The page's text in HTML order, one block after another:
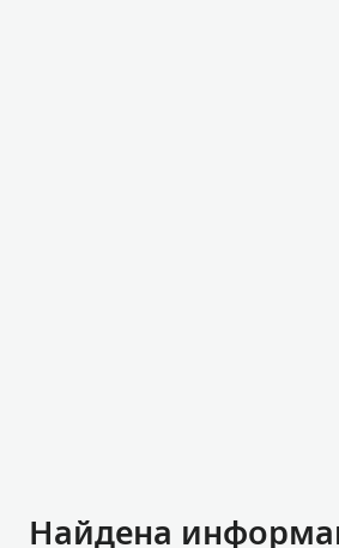
Найдена